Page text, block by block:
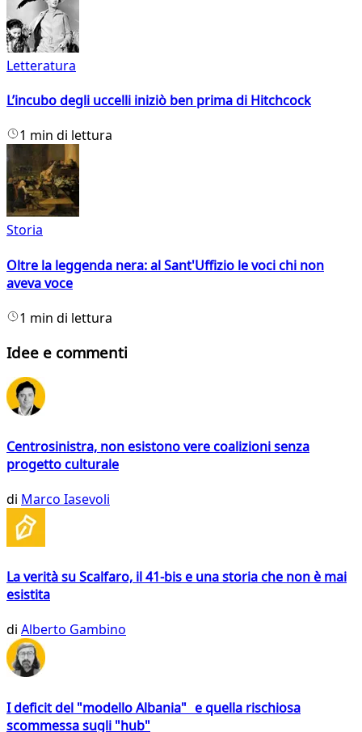
Letteratura
L’incubo degli uccelli iniziò ben prima di Hitchcock
1 min di lettura
Storia
Oltre la leggenda nera: al Sant'Uffizio le voci chi non
aveva voce
1 min di lettura
Idee e commenti
Centrosinistra, non esistono vere coalizioni senza
progetto culturale
di Marco Iasevoli
La verità su Scalfaro, il 41-bis e una storia che non è mai
esistita
di Alberto Gambino
I deficit del "modello Albania" e quella rischiosa
scommessa sugli "hub"